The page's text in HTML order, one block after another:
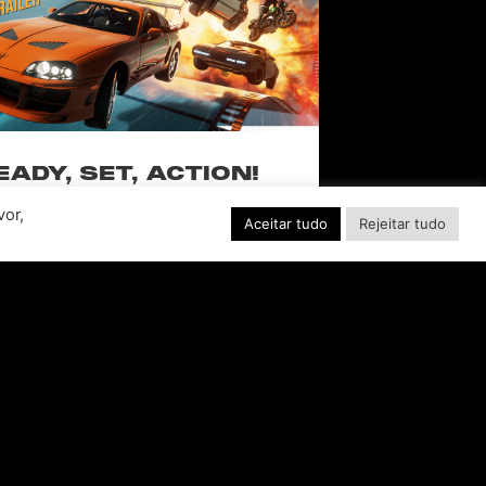
SET, ACTION!
STUNTMAN:
A THRILLING
RIDE FROM THE
Aceitar tudo Rejeitar tudo